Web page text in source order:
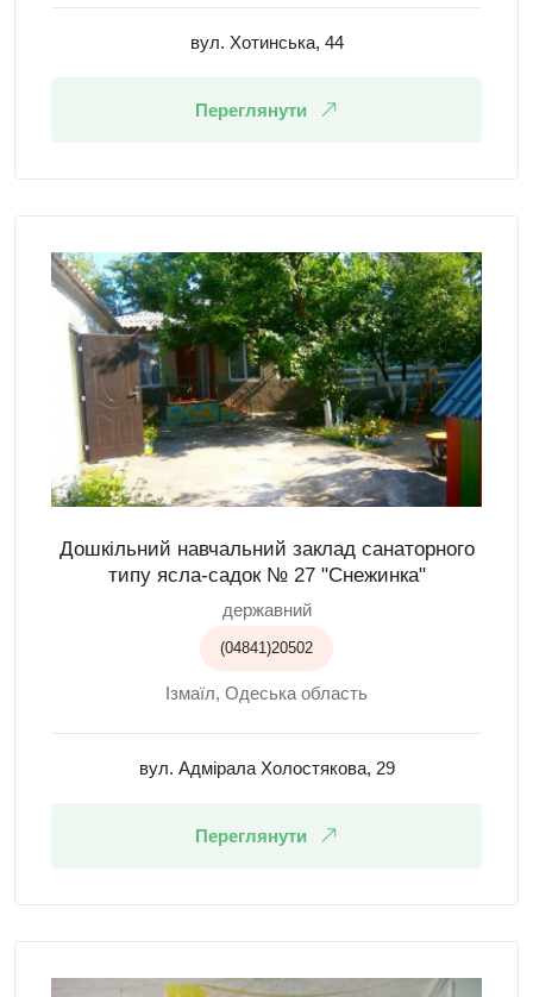
вул. Хотинська, 44
Переглянути
Дошкільний навчальний заклад санаторного
типу ясла-садок № 27 "Снежинка"
державний
(04841)20502
Ізмаїл, Одеська область
вул. Адмірала Холостякова, 29
Переглянути